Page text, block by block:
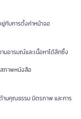
กับการตั้งค่าหน้าจอ
มอารมณ์และเนื้อหาได้ลึกซึ้ง
สภาพหนังสือ
านคุณธรรม มิตรภาพ และการ